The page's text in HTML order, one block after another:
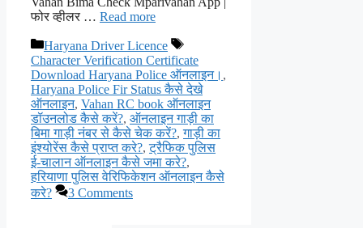
फोर व्हीलर … Read more
Categories
Haryana Driver Licence
Tags
Character Verification Certificate
Download Haryana Police ऑनलाइन। ,
Haryana Police Fir Status कैसे देखे
ऑनलाइन, Vahan RC book ऑनलाइन
डॉउनलोड कैसे करें?, ऑनलाइन गाड़ी का
बिमा गाड़ी नंबर से कैसे चेक करें?,गाड़ी का
इंश्योरेंस कैसे प्राप्त करे?,ट्रैफिक पुलिस
ई-चालान ऑनलाइन कैसे जमा करे?,
हरियाणा पुलिस वेरिफिकेशन ऑनलाइन कैसे
करे?
3 Comments